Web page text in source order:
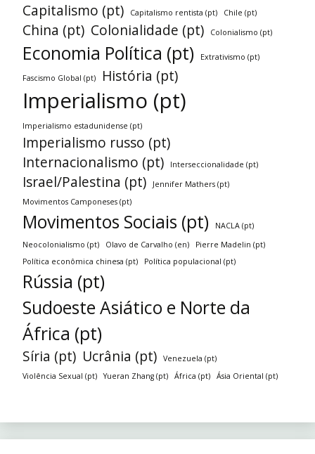
Capitalismo (pt) Capitalismo rentista (pt) Chile (pt)
China (pt) Colonialidade (pt) Colonialismo (pt)
Economia Política (pt) Extrativismo (pt)
Fascismo Global (pt) História (pt)
Imperialismo (pt)
Imperialismo estadunidense (pt)
Imperialismo russo (pt)
Internacionalismo (pt)
Interseccionalidade (pt)
Israel/Palestina (pt)
Jennifer Mathers (pt)
Movimentos Camponeses (pt)
Movimentos Sociais (pt)
NACLA (pt)
Neocolonialismo (pt)
Olavo de Carvalho (en)
Pierre Madelin (pt)
Política econômica chinesa (pt)
Política populacional (pt)
Rússia (pt)
Sudoeste Asiático e Norte da
África (pt)
Síria (pt) Ucrânia (pt)
Venezuela (pt)
Violência Sexual (pt)
Yueran Zhang (pt) África (pt) Ásia Oriental (pt)